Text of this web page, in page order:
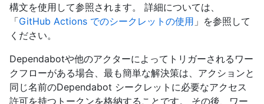
構文を使用して参照されます。 詳細については、
「GitHub Actions でのシークレットの使用 」を参照して
ください。
Dependabotや他のアクターによってトリガーされるワー
クフローがある場合、最も簡単な解決策は、アクションと
同じ名前のDependabot シークレットに必要なアクセス
許可を持つトークンを格納することです。 その後、ワー